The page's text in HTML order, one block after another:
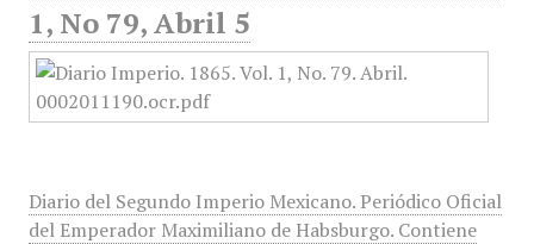
1, No 79, Abril 5
Diario del Segundo Imperio Mexicano. Periódico Oficial
del Emperador Maximiliano de Habsburgo. Contiene